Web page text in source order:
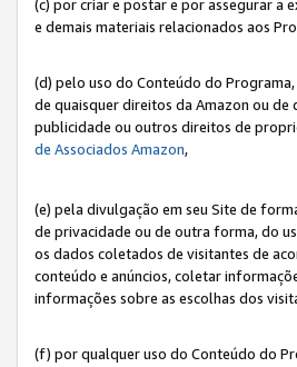
(c) por criar e postar e por assegurar a
e demais materiais relacionados aos
(d) pelo uso do Conteúdo do
de quaisquer direitos da Amazon ou
publicidade ou outros direitos de
de Associados Amazon,
(e) pela divulgação em seu Site de
de privacidade ou de outra forma, do
os dados coletados de visitantes de
conteúdo e anúncios, coletar
informações sobre as escolhas dos
(f) por qualquer uso do Conteúdo do